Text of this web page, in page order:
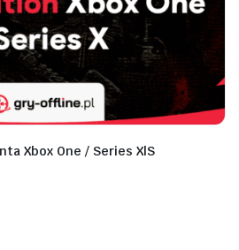
Xbox One / Series X|S